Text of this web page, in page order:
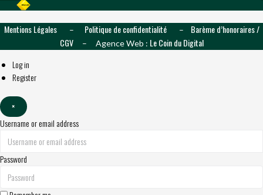
Mentions Légales– Politique de confidentialité– Barème d’honoraires /
CGV– Agence Web : Le Coin du Digital
Log in
Register
×
Username or email address
Password